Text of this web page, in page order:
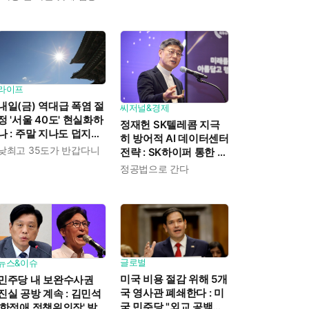
이프
일(금) 역대급 폭염 절
'서울 40도' 현실화하
: 주말 지나도 덥지만
고 35도'로 수그러든
최고 35도가 반갑다니
씨저널&경제
정재헌 SK텔레콤 지극
히 방어적 AI 데이터센터
전략 : SK하이퍼 통한 리
스크 분산에 "가져갈 수
정공법으로 간다
스&이슈
주당 내 보완수사권
실 공방 계속 : 김민석
글로벌
미국 비용 절감 위해 5개
국 영사관 폐쇄한다 : 미